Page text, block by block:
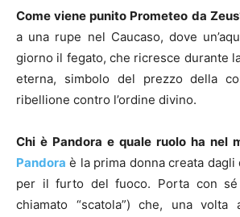
Come viene punito Prometeo da
a una rupe nel Caucaso, dove
giorno il fegato, che ricresce durante
eterna, simbolo del prezzo della
ribellione contro l’ordine divino.
Chi è Pandora e quale ruolo ha nel
Pandora è la prima donna creata
per il furto del fuoco. Porta con sé
chiamato “scatola”) che, una volta